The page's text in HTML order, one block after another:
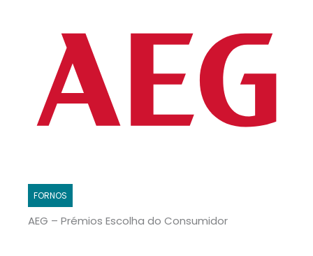
FORNOS
AEG – Prémios Escolha do Consumidor